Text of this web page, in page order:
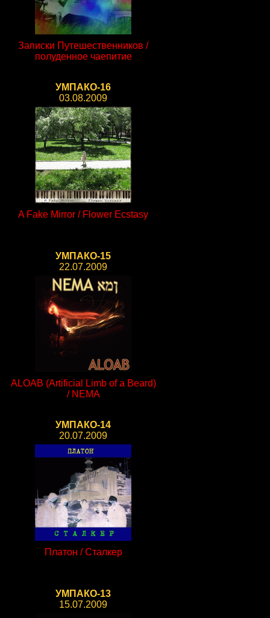
Записки Путешественников /
полуденное чаепитие
УМПАКО-16
03.08.2009
A Fake Mirror / Flower Ecstasy
УМПАКО-15
22.07.2009
ALOAB (Artificial Limb of a Beard)
/ NEMA
УМПАКО-14
20.07.2009
Платон / Сталкер
УМПАКО-13
15.07.2009